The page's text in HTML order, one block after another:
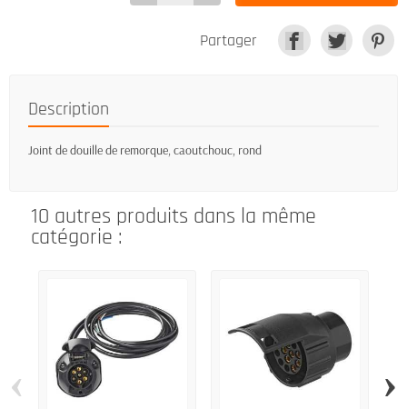
Partager
Description
Joint de douille de remorque, caoutchouc, rond
10 autres produits dans la même
catégorie :
‹ ›